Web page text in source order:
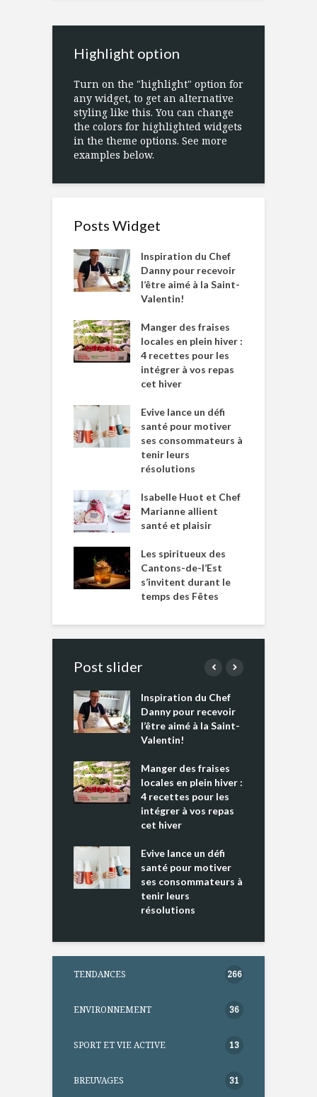
Highlight option
Turn on the "highlight" option for
any widget, to get an alternative
styling like this. You can change
the colors for highlighted widgets
in the theme options. See more
examples below.
Posts Widget
Inspiration du Chef
Danny pour recevoir
l’être aimé à la Saint-
Valentin!
Manger des fraises
locales en plein hiver :
4 recettes pour les
intégrer à vos repas
cet hiver
Evive lance un défi
santé pour motiver
ses consommateurs à
tenir leurs
résolutions
Isabelle Huot et Chef
Marianne allient
santé et plaisir
Les spiritueux des
Cantons-de-l’Est
s’invitent durant le
temps des Fêtes
Post slider
Inspiration du Chef
Danny pour recevoir
l’être aimé à la Saint-
Valentin!
Manger des fraises
locales en plein hiver :
4 recettes pour les
intégrer à vos repas
cet hiver
Evive lance un défi
santé pour motiver
ses consommateurs à
tenir leurs
résolutions
TENDANCES 266
ENVIRONNEMENT 36
SPORT ET VIE ACTIVE 13
BREUVAGES 31